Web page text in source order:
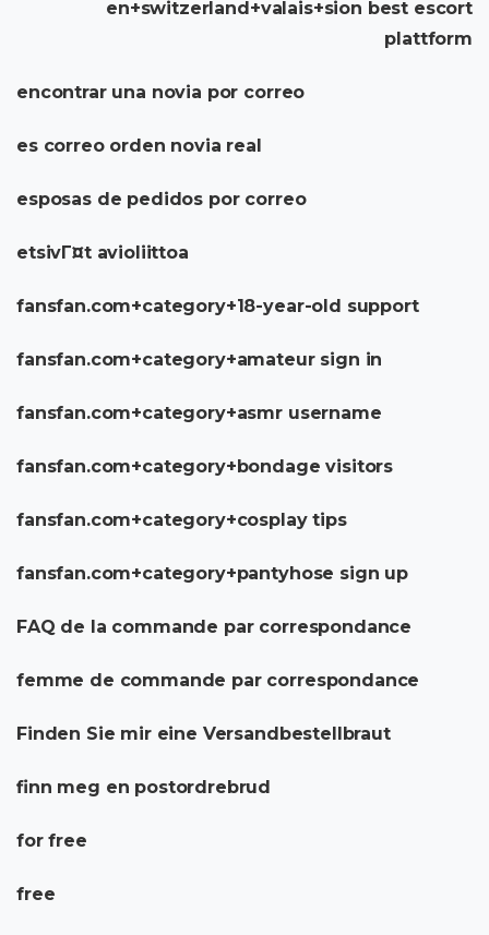
en+switzerland+valais+sion best escort
plattform
encontrar una novia por correo
es correo orden novia real
esposas de pedidos por correo
etsivГ¤t avioliittoa
fansfan.com+category+18-year-old support
fansfan.com+category+amateur sign in
fansfan.com+category+asmr username
fansfan.com+category+bondage visitors
fansfan.com+category+cosplay tips
fansfan.com+category+pantyhose sign up
FAQ de la commande par correspondance
femme de commande par correspondance
Finden Sie mir eine Versandbestellbraut
finn meg en postordrebrud
for free
free